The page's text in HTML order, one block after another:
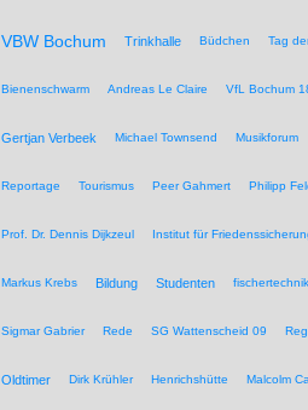
VBW Bochum Trinkhalle Büdchen Tag
Bienenschwarm Andreas Le Claire VfL Bochum
Gertjan Verbeek Michael Townsend Musikforum
Reportage Tourismus Peer Gahmert Philipp
Prof. Dr. Dennis Dijkzeul Institut für
Markus Krebs Bildung Studenten fischertechnik
Sigmar Gabrier Rede SG Wattenscheid 09
Oldtimer Dirk Krühler Henrichshütte Malcolm